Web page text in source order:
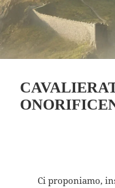
Ci proponiamo,